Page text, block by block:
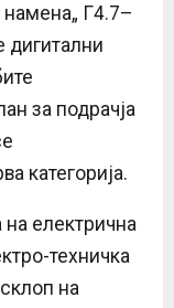
Г4.7–
дигитални
за подрачја
категорија.
електрична
техничка
на